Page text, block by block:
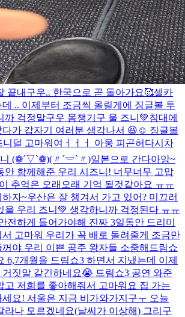
끝내구우.. 한국으로 곧 돌아가요🥰셀카
.. 이제부터 조금씩 올릴게에 징글볼 투
까 걱정말구우 몸챙기구 울 즈니💚침대에
다가 갑자기 여러분 생각나서 😆☺️ 징글볼
니덜 고마워여ㅓㅓㅓ 아웅 피곤허다시차
니 (❁´▽`❁)(〃´𓎟`〃)일본으로 간다아앙~
안 함께해준 우리 시즈니! 너무너무 고맙
추억은 오래오래 기억 될것같아요 ㅠㅠ
하자~우산은 잘 챙겨서 가고 있어? 미끄러
을 우리 즈니💚 생각하니까 걱정된다 ㅠㅠ
전하게 들어가야해 진짜 3일동안 드리미
고마워 우리가 꼭 배로 돌려줄게 조금만
야 우리 이쁜 공주 왕자들 소중해 드림쇼
개월을 드림쇼3 하면서 지냈는데 이제
짓말 같긴하네요😭 드림쇼3 공연 와준
고 저희를 좋아해줘서 고마워요 집 가는
요! 서울은 지금 비가와가지구ㅜ 오늘
라나 모르겠네요(날씨가 이상해) 그리구